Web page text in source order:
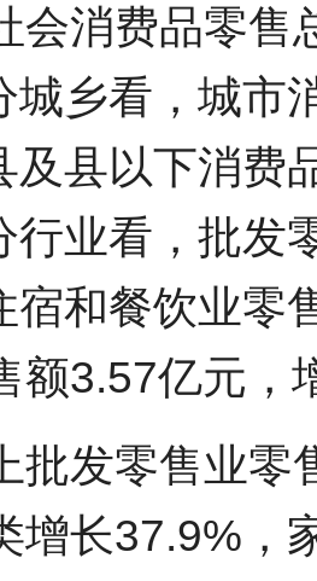
会消费品零售
城乡看，城市
及县以下消费
行业看，批发
宿和餐饮业零
额3.57亿元，
批发零售业零
增长37.9%，